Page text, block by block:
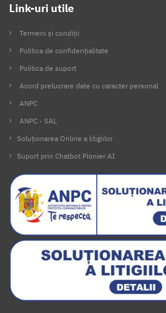
Link-uri utile
Termeni și condiții
Politica de confidențialitate
Politica de suport
Acord prelucrare date cu caracter personal
ANPC
ANPC - SAL
Soluționarea Online a litigiilor
Suport prin Chatbot Pionier AI